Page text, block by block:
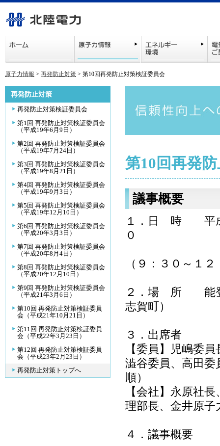
原子力情報 > 再発防止対策 > 第10回再発防止対策検証委員会
再発防止対策
再発防止対策検証委員会
第1回 再発防止対策検証委員会
（平成19年6月9日）
第2回 再発防止対策検証委員会
（平成19年7月24日）
第3回 再発防止対策検証委員会
（平成19年8月21日）
第4回 再発防止対策検証委員会
（平成19年9月3日）
第5回 再発防止対策検証委員会
（平成19年12月10日）
第6回 再発防止対策検証委員会
（平成20年3月3日）
第7回 再発防止対策検証委員会
（平成20年8月4日）
第8回 再発防止対策検証委員会
（平成20年12月10日）
第9回 再発防止対策検証委員会
（平成21年3月6日）
第10回 再発防止対策検証委員
会（平成21年10月21日）
第11回 再発防止対策検証委員
会（平成22年3月23日）
第12回 再発防止対策検証委員
会（平成23年2月23日）
再発防止対策トップへ
第10回再発
議事概要
１．日 時 平成
０
（９：３０～１
２．場 所 能登
志賀町）
３．出席者
【委員】児嶋委
澁谷委員、高田委
【会社】永原社
理部長、金井原子
４．議事概要